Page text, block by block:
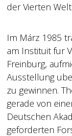
der Vierten Welt
Im Márz 1985
am Instituit fur
Freinburg,
Ausstellung
zu gewinnen.
gerade von
Deutschen
geforderten